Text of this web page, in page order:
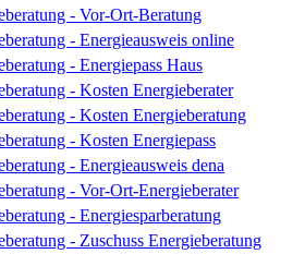
- Vor-Ort-Beratung
- Energieausweis online
- Energiepass Haus
- Kosten Energieberater
- Kosten Energieberatung
- Kosten Energiepass
- Energieausweis dena
- Vor-Ort-Energieberater
- Energiesparberatung
- Zuschuss Energieberatung